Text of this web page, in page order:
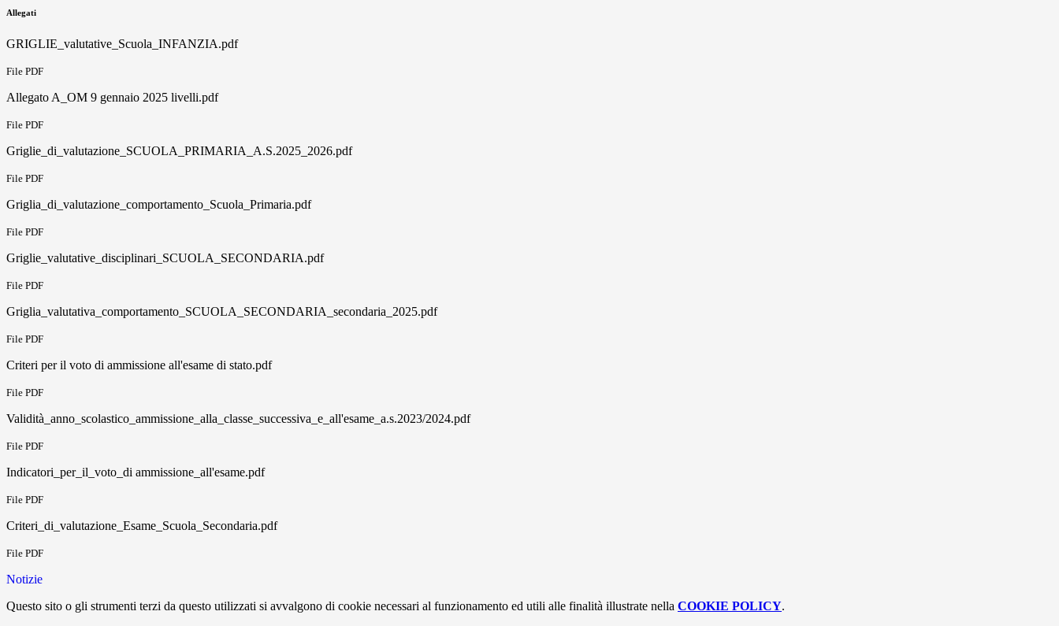
Allegati
GRIGLIE_valutative_Scuola_INFANZIA.pdf
File PDF
Allegato A_OM 9 gennaio 2025 livelli.pdf
File PDF
Griglie_di_valutazione_SCUOLA_PRIMARIA_A.S.2025_2026.pdf
File PDF
Griglia_di_valutazione_comportamento_Scuola_Primaria.pdf
File PDF
Griglie_valutative_disciplinari_SCUOLA_SECONDARIA.pdf
File PDF
Griglia_valutativa_comportamento_SCUOLA_SECONDARIA_secondaria_2025.pdf
File PDF
Criteri per il voto di ammissione all'esame di stato.pdf
File PDF
Validità_anno_scolastico_ammissione_alla_classe_successiva_e_all'esame_a.s.2023/2024.pdf
File PDF
Indicatori_per_il_voto_di ammissione_all'esame.pdf
File PDF
Criteri_di_valutazione_Esame_Scuola_Secondaria.pdf
File PDF
Notizie
Questo sito o gli strumenti terzi da questo utilizzati si avvalgono di cookie necessari al funzionamento ed utili alle finalità illustrate nella COOKIE POLICY.